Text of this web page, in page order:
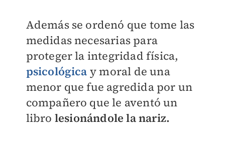
Además se ordenó que tome las
medidas necesarias para
proteger la integridad física,
psicológica y moral de una
menor que fue agredida por un
compañero que le aventó un
libro lesionándole la nariz.